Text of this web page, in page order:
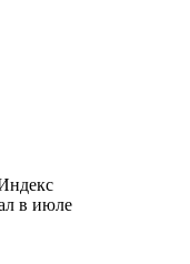
в июле